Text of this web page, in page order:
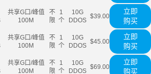
共享G口/峰值
100M
不
限
1
个
10G
DDOS
$39.00
立即
购买
共享G口/峰值
100M
不
限
1
个
10G
DDOS
$45.00
立即
购买
共享G口/峰值
100M
不
限
1
个
10G
DDOS
$69.00
立即
购买